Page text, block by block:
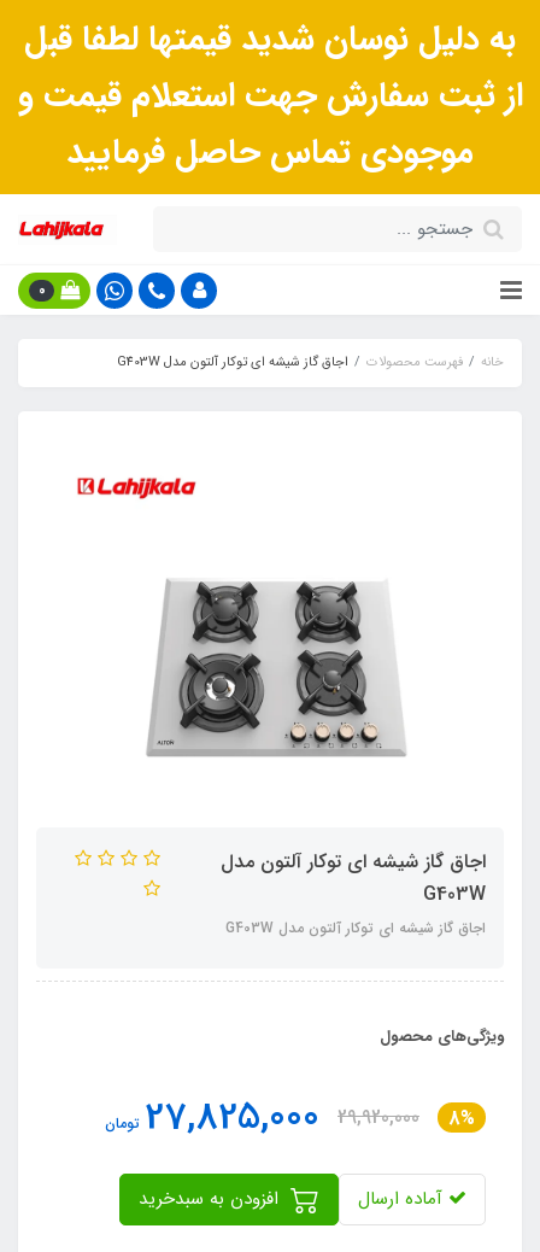
به دلیل نوسان شدید قیمتها لطفا قبل
از ثبت سفارش جهت استعلام قیمت و
موجودی تماس حاصل فرمایید
0
خانه فهرست محصولات اجاق گاز شیشه ای توکار آلتون مدل G403W
اجاق گاز شیشه ای توکار آلتون مدل
G403W
اجاق گاز شیشه ای توکار آلتون مدل G403W
ویژگی‌های محصول
8%
29,920,000
27,825,000 تومان
آماده ارسال